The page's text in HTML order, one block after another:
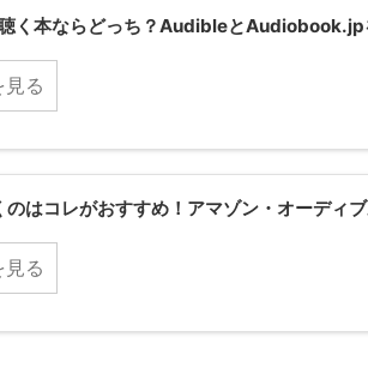
く本ならどっち？AudibleとAudiobook.jp
見る
のはコレがおすすめ！アマゾン・オーディ
見る